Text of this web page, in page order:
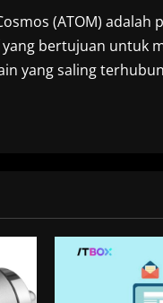
(ATOM) adalah
bertujuan untuk
yang saling